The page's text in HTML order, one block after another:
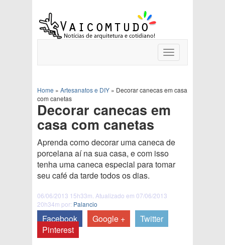
Toggle
navigation
Home » Artesanatos e DIY » Decorar canecas em casa
com canetas
Decorar canecas em
casa com canetas
Aprenda como decorar uma caneca de
porcelana aí na sua casa, e com isso
tenha uma caneca especial para tomar
seu café da tarde todos os dias.
06/06/2013 15h33m. Atualizado em 07/06/2013
20h34m por: Palancio
Facebook Google +
Twitter
Pinterest